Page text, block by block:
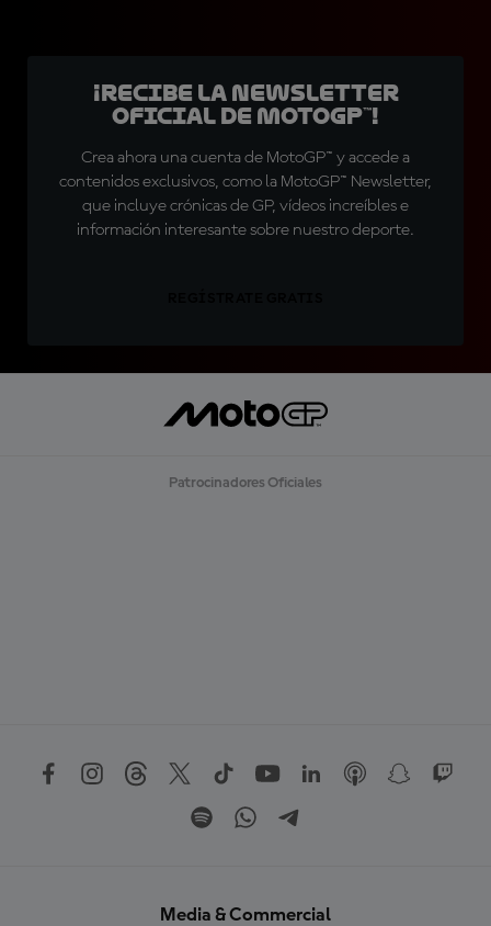
¡Recibe la Newsletter
oficial de MotoGP™!
Crea ahora una cuenta de MotoGP™ y accede a
contenidos exclusivos, como la MotoGP™ Newsletter,
que incluye crónicas de GP, vídeos increíbles e
información interesante sobre nuestro deporte.
Patrocinadores Oficiales
Media & Commercial